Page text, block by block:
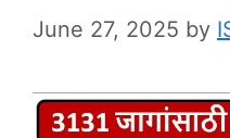
June 27, 2025 by